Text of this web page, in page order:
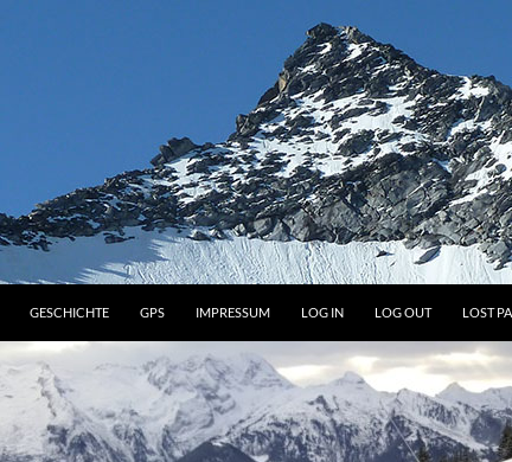
GESCHICHTE GPS IMPRESSUM LOG IN LOG OUT LOST